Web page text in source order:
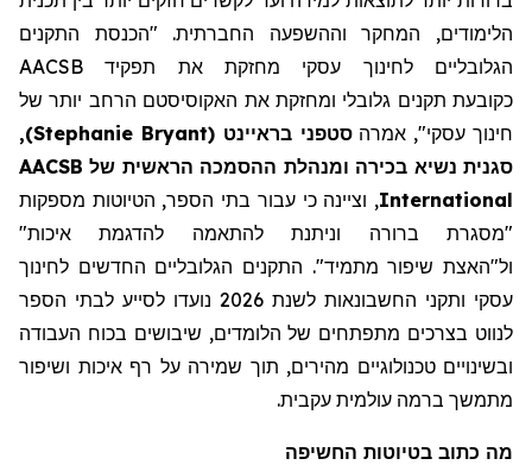
הלימודים, המחקר וההשפעה החברתית. "הכנסת התקנים
הגלובליים לחינוך עסקי מחזקת את תפקיד AACSB
כקובעת תקנים גלובלי ומחזקת את האקוסיסטם הרחב יותר של
חינוך עסקי", אמרהסטפניבראיינט (
Stephanie Bryant
)
,
סגנית נשיא בכירה ומנהלת ההסמכה הראשית של AACSB
International, וציינה כי עבור בתי הספר, הטיוטות מספקות
"מסגרת ברורה וניתנת להתאמה להדגמת איכות"
ול"האצתשיפור מתמיד". התקנים הגלובליים החדשים לחינוך
עסקי ותקני החשבונאות לשנת 2026 נועדו לסייע לבתי הספר
לנווט בצרכים מתפתחים של הלומדים, שיבושים בכוח העבודה
ובשינויים טכנולוגיים מהירים, תוך שמירה על רף איכות ושיפור
מתמשך ברמה עולמית עקבית.
מה כתוב בטיוטות החשיפה